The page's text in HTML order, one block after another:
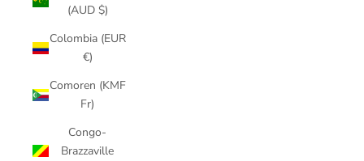
(AUD $)
Colombia (EUR
€)
Comoren (KMF
Fr)
Congo-
Brazzaville